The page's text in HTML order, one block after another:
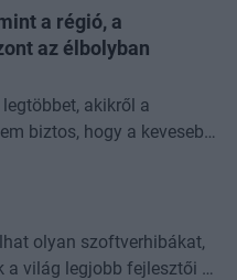
a régió, a
az élbolyban
akikről a
biztos, hogy a kevesebb
olyan szoftverhibákat,
világ legjobb fejlesztői és